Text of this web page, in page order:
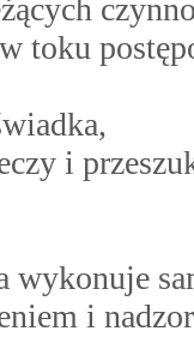
toku
i
wykonuje
i